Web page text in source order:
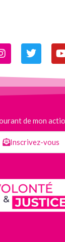
de mon
Inscrivez-vous